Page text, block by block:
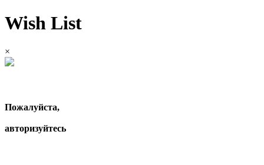
Wish List
×
Пожалуйста,
авторизуйтесь